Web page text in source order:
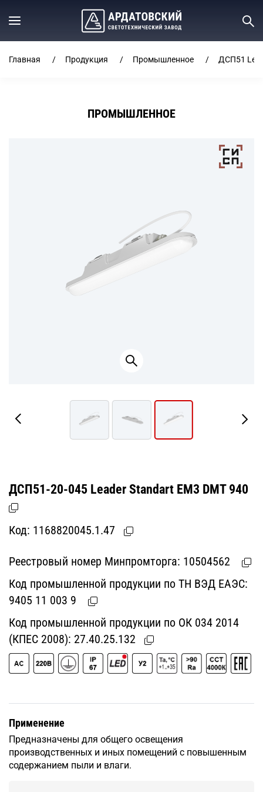
Главная Продукция Промышленное ДСП51
ПРОМЫШЛЕННОЕ
ДСП51-20-045 Leader Standart ЕМ3 DМТ 940
Код: 1168820045.1.47
Реестровый номер Минпромторга: 10504562
Код промышленной продукции по ТН ВЭД ЕАЭС:
9405 11 003 9
Код промышленной продукции по ОК 034 2014
(КПЕС 2008): 27.40.25.132
Применение
Предназначены для общего освещения
производственных и иных помещений с повышенным
содержанием пыли и влаги.